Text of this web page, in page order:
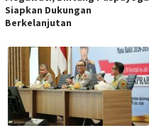
Siapkan Dukungan
Berkelanjutan